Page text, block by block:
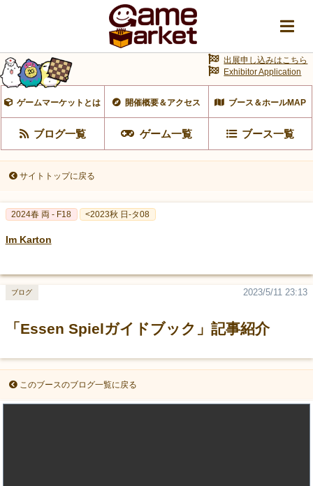
ゲームマーケットとは 開催概要＆アクセス ブース＆ホールMAP
ブログ一覧 ゲーム一覧 ブース一覧
出展申し込みはこちら
Exhibitor Application
サイトトップに戻る
2024春 両 - F18 <2023秋 日-タ08
Im Karton
「Essen Spielガイドブック」記事紹介
2023/5/11 23:13
ブログ
このブースのブログ一覧に戻る